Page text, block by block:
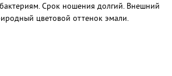
Срок ношения долгий. Внешний
цветовой оттенок эмали.